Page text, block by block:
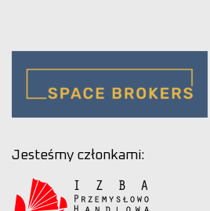
Jesteśmy członkami: